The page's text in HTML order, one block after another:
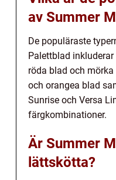
av Summer
De populäraste
Palettblad
röda blad och
och orangea blad
Sunrise och Versa
färgkombinationer.
Är Summer
lättskötta?